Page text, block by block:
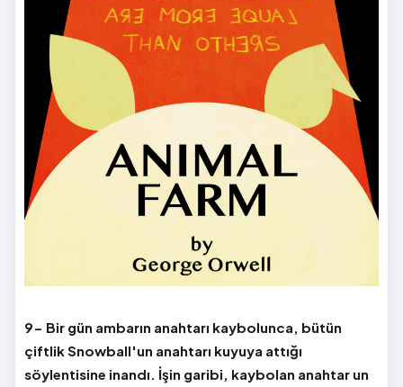
9- Bir gün ambarın anahtarı kaybolunca, bütün
çiftlik Snowball'un anahtarı kuyuya attığı
söylentisine inandı. İşin garibi, kaybolan anahtar un